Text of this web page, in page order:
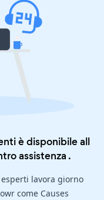
è disponibile all
assistenza .
lavora giorno
come Causes